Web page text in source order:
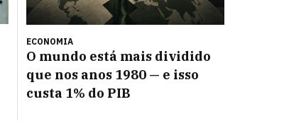
ECONOMIA
O mundo está mais dividido
que nos anos 1980 — e isso
custa 1% do PIB